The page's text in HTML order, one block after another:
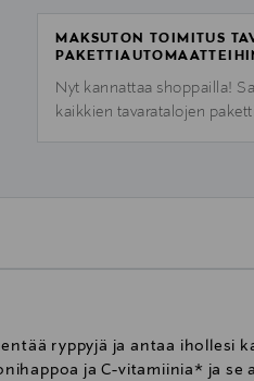
MAKSUTON TOIMITUS
Nyt kannattaa shoppailla!
kaikkien tavaratalojen
ryppyjä ja antaa ihollesi
ja C-vitamiinia* ja se